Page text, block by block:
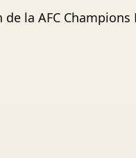
la AFC